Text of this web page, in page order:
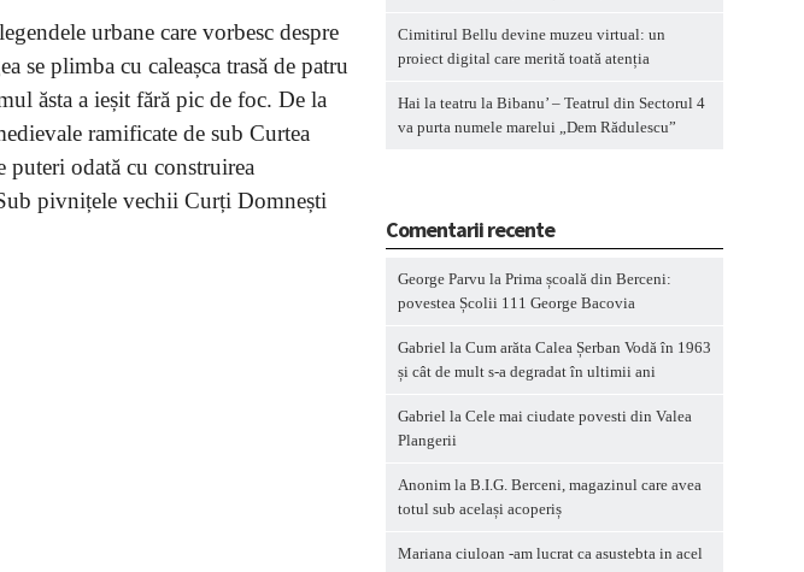
urbane care vorbesc despre
se plimba cu caleașca trasă de patru
ăsta a ieșit fără pic de foc. De la
ramificate de sub Curtea
odată cu construirea
pivnițele vechii Curți Domnești
Cimitirul Bellu devine muzeu virtual: un
proiect digital care merită toată atenția
Hai la teatru la Bibanu’ – Teatrul din Sectorul 4
va purta numele marelui „Dem Rădulescu”
Comentarii recente
George Parvu la Prima școală din Berceni:
povestea Școlii 111 George Bacovia
Gabriel la Cum arăta Calea Șerban Vodă în 1963
și cât de mult s-a degradat în ultimii ani
Gabriel la Cele mai ciudate povesti din Valea
Plangerii
Anonim la B.I.G. Berceni, magazinul care avea
totul sub același acoperiș
Mariana ciuloan -am lucrat ca asustebta in acel